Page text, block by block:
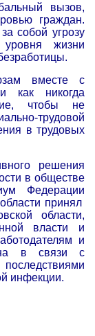
вызов,
граждан.
собой угрозу
уровня жизни
вместе с
как никогда
чтобы не
трудовой
в трудовых
решения
в обществе
Федерации
принял
области,
власти и
и
в связи с
инфекции.